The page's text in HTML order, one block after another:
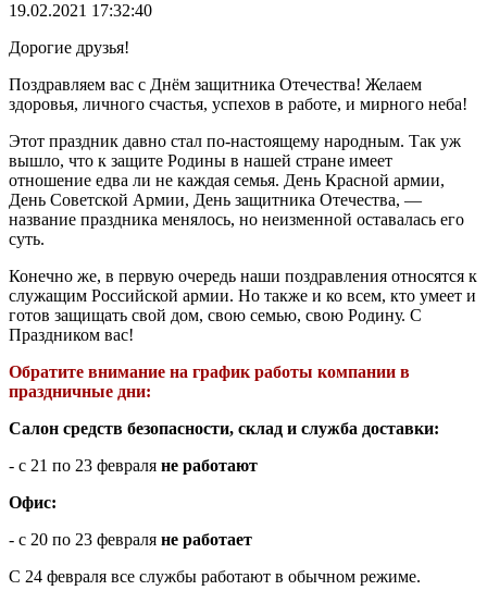
19.02.2021 17:32:40
Дорогие друзья!
Поздравляем вас с Днём защитника Отечества! Желаем
здоровья, личного счастья, успехов в работе, и мирного неба!
Этот праздник давно стал по-настоящему народным. Так уж
вышло, что к защите Родины в нашей стране имеет
отношение едва ли не каждая семья. День Красной армии,
День Советской Армии, День защитника Отечества, —
название праздника менялось, но неизменной оставалась его
суть.
Конечно же, в первую очередь наши поздравления относятся к
служащим Российской армии. Но также и ко всем, кто умеет и
готов защищать свой дом, свою семью, свою Родину. С
Праздником вас!
Обратите внимание на график работы компании в
праздничные дни:
Салон средств безопасности, склад и служба доставки:
- с 21 по 23 февраля не работают
Офис:
- с 20 по 23 февраля не работает
С 24 февраля все службы работают в обычном режиме.